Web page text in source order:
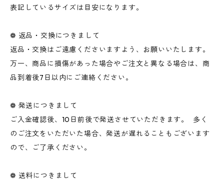
表記しているサイズは目安になります。
❁ 返品・交換につきまして
返品・交換はご遠慮くださいますよう、お願いいたします。
万一、商品に損傷があった場合やご注文と異なる場合は、商
品到着後7日以内にご連絡ください。
❁ 発送につきまして
ご入金確認後、10日前後で発送させていただきます。 多く
のご注文をいただいた場合、発送が遅れることもございます
ので、ご了承ください。
❁ 送料につきまして